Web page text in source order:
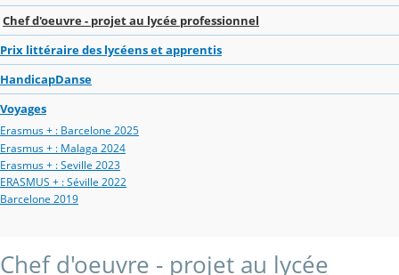
Chef d'oeuvre - projet au lycée professionnel
Prix littéraire des lycéens et apprentis
HandicapDanse
Voyages
Erasmus + : Barcelone 2025
Erasmus + : Malaga 2024
Erasmus + : Seville 2023
ERASMUS + : Séville 2022
Barcelone 2019
Chef d'oeuvre - projet au lycée